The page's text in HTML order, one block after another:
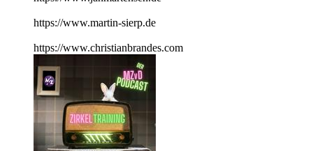
https://www.martin-sierp.de
https://www.christianbrandes.com